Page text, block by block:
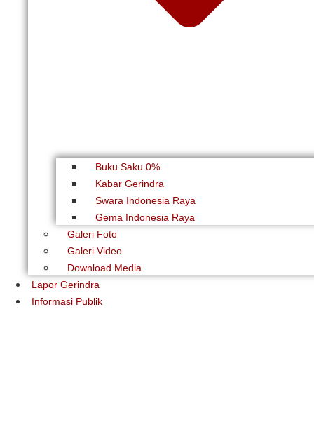
Buku Saku 0%
Kabar Gerindra
Swara Indonesia Raya
Gema Indonesia Raya
Galeri Foto
Galeri Video
Download Media
Lapor Gerindra
Informasi Publik